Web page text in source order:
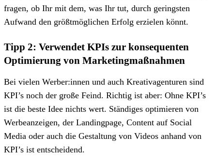
fragen, ob Ihr mit dem, was Ihr tut, durch geringsten
Aufwand den größtmöglichen Erfolg erzielen könnt.
Tipp 2: Verwendet KPIs zur konsequenten
Optimierung von Marketingmaßnahmen
Bei vielen Werber:innen und auch Kreativagenturen sind
KPI’s noch der große Feind. Richtig ist aber: Ohne KPI’s
ist die beste Idee nichts wert. Ständiges optimieren von
Werbeanzeigen, der Landingpage, Content auf Social
Media oder auch die Gestaltung von Videos anhand von
KPI’s ist entscheidend.